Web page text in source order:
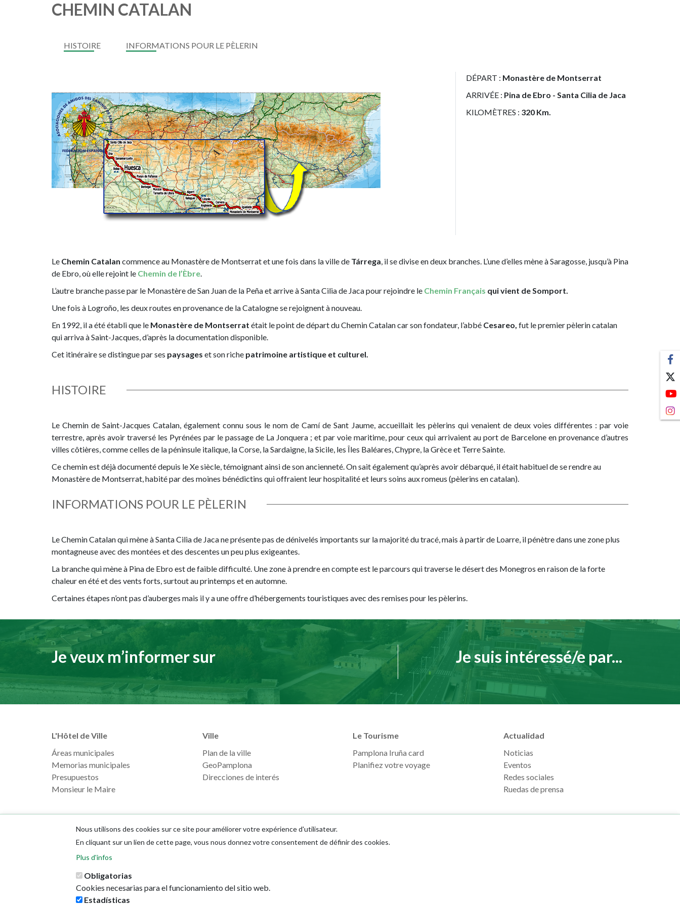
CHEMIN CATALAN
HISTOIRE INFORMATIONS POUR LE PÈLERIN
DÉPART : Monastère de Montserrat
ARRIVÉE : Pina de Ebro - Santa Cilia de Jaca
KILOMÈTRES : 320 Km.
Le Chemin Catalan commence au Monastère de Montserrat et une fois dans la ville de Tárrega, il se divise en deux branches. L’une d’elles mène à Saragosse, jusqu’à Pina
de Ebro, où elle rejoint le Chemin de l’Èbre.
L’autre branche passe par le Monastère de San Juan de la Peña et arrive à Santa Cilia de Jaca pour rejoindre le Chemin Français qui vient de Somport.
Une fois à Logroño, les deux routes en provenance de la Catalogne se rejoignent à nouveau.
En 1992, il a été établi que le Monastère de Montserrat était le point de départ du Chemin Catalan car son fondateur, l’abbé Cesareo, fut le premier pèlerin catalan
qui arriva à Saint-Jacques, d’après la documentation disponible.
Cet itinéraire se distingue par ses paysages et son riche patrimoine artistique et culturel.
HISTOIRE
Le Chemin de Saint-Jacques Catalan, également connu sous le nom de Camí de Sant Jaume, accueillait les pèlerins qui venaient de deux voies différentes : par voie
terrestre, après avoir traversé les Pyrénées par le passage de La Jonquera ; et par voie maritime, pour ceux qui arrivaient au port de Barcelone en provenance d’autres
villes côtières, comme celles de la péninsule italique, la Corse, la Sardaigne, la Sicile, les Îles Baléares, Chypre, la Grèce et Terre Sainte.
Ce chemin est déjà documenté depuis le Xe siècle, témoignant ainsi de son ancienneté. On sait également qu’après avoir débarqué, il était habituel de se rendre au
Monastère de Montserrat, habité par des moines bénédictins qui offraient leur hospitalité et leurs soins aux romeus (pèlerins en catalan).
INFORMATIONS POUR LE PÈLERIN
Le Chemin Catalan qui mène à Santa Cilia de Jaca ne présente pas de dénivelés importants sur la majorité du tracé, mais à partir de Loarre, il pénètre dans une zone plus
montagneuse avec des montées et des descentes un peu plus exigeantes.
La branche qui mène à Pina de Ebro est de faible difficulté. Une zone à prendre en compte est le parcours qui traverse le désert des Monegros en raison de la forte
chaleur en été et des vents forts, surtout au printemps et en automne.
Certaines étapes n’ont pas d’auberges mais il y a une offre d’hébergements touristiques avec des remises pour les pèlerins.
Je veux m’informer sur Je suis intéressé/e par...
L'Hôtel de Ville
Áreas municipales
Memorias municipales
Presupuestos
Monsieur le Maire
Ville
Plan de la ville
GeoPamplona
Direcciones de interés
Le Tourisme
Pamplona Iruña card
Planifiez votre voyage
Actualidad
Noticias
Eventos
Redes sociales
Ruedas de prensa
Nous utilisons des cookies sur ce site pour améliorer votre expérience d'utilisateur.
En cliquant sur un lien de cette page, vous nous donnez votre consentement de définir des cookies.
Plus d'infos
Obligatorias
Cookies necesarias para el funcionamiento del sitio web.
Estadísticas